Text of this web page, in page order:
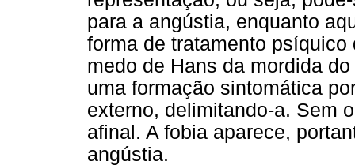
para a angústia, enquanto
forma de tratamento
medo de Hans da mordida
uma formação sintomática
externo, delimitando-a. Sem
afinal. A fobia aparece,
angústia.